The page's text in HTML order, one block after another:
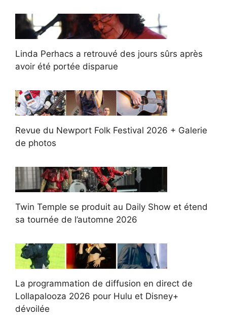
Linda Perhacs a retrouvé des jours sûrs après
avoir été portée disparue
Revue du Newport Folk Festival 2026 + Galerie
de photos
Twin Temple se produit au Daily Show et étend
sa tournée de l’automne 2026
La programmation de diffusion en direct de
Lollapalooza 2026 pour Hulu et Disney+
dévoilée